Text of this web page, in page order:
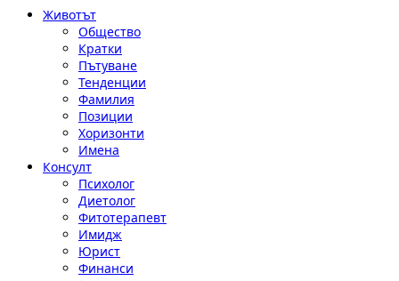
Животът
Общество
Кратки
Пътуване
Тенденции
Фамилия
Позиции
Хоризонти
Имена
Консулт
Психолог
Диетолог
Фитотерапевт
Имидж
Юрист
Финанси